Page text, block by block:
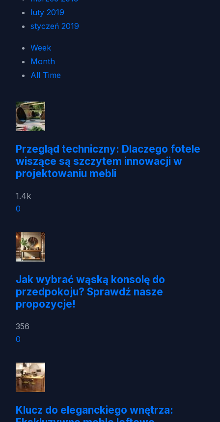
luty 2019
styczeń 2019
Week
Month
All Time
Przegląd techniczny: Dlaczego fotele
wiszące są szczytem innowacji w
projektowaniu mebli
1.4k
0
Jak wybrać wąską konsolę do
przedpokoju? Sprawdź nasze
propozycje!
356
0
Klucz do eleganckiego wnętrza: